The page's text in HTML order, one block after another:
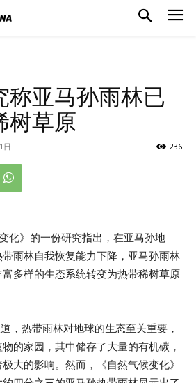
称亚马孙雨林已
树草原
日 236
化》的一份研究指出，在亚马孙地
雨林自我恢复能力下降，亚马孙雨林
多样的生态系统转变为热带稀树草原
，热带雨林对地球的生态至关重要，
的家园，其中储存了大量的有机碳，
大的影响。然而，《自然气候变化》